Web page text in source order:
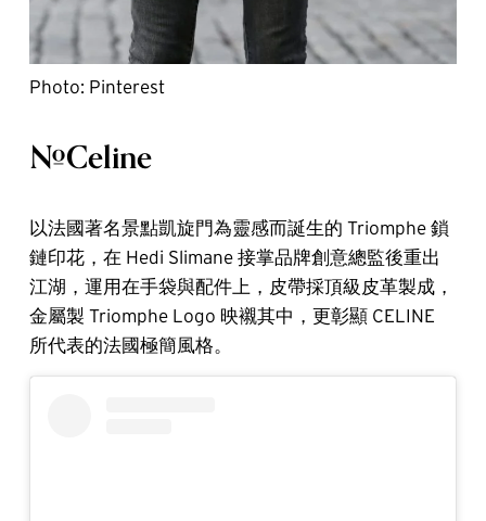
Photo: Pinterest
#Celine
以法國著名景點凱旋門為靈感而誕生的 Triomphe 鎖
鏈印花，在 Hedi Slimane 接掌品牌創意總監後重出
江湖，運用在手袋與配件上，皮帶採頂級皮革製成，
金屬製 Triomphe Logo 映襯其中，更彰顯 CELINE
所代表的法國極簡風格。